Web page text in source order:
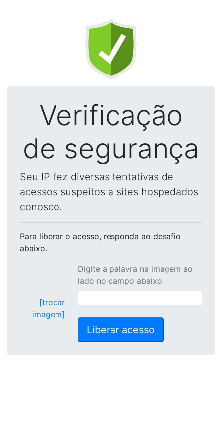
Verificação
de segurança
Seu IP fez diversas tentativas de
acessos suspeitos a sites hospedados
conosco.
Para liberar o acesso, responda ao desafio
abaixo.
[trocar
imagem]
Digite a palavra na imagem ao
lado no campo abaixo